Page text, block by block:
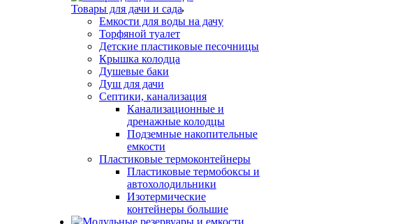
Товары для дачи и сада
Емкости для воды на дачу
Торфяной туалет
Детские пластиковые песочницы
Крышка колодца
Душевые баки
Душ для дачи
Септики, канализация
Канализационные и
дренажные колодцы
Подземные накопительные
емкости
Пластиковые термоконтейнеры
Пластиковые термобоксы и
автохолодильники
Изотермические
контейнеры большие